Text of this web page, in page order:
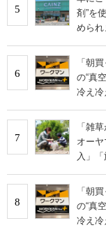
5
剤”を
められ
6
「朝
の“真
冷え冷
7
「雑
オー
入」
8
「朝
の“真
冷え冷